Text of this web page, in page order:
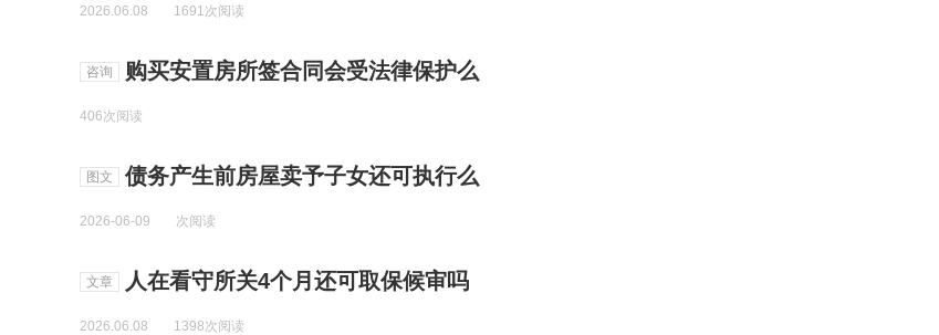
2026.06.08 1691次阅读
咨询 购买安置房所签合同会受法律保护么
406次阅读
图文 债务产生前房屋卖予子女还可执行么
2026-06-09 次阅读
文章 人在看守所关4个月还可取保候审吗
2026.06.08 1398次阅读